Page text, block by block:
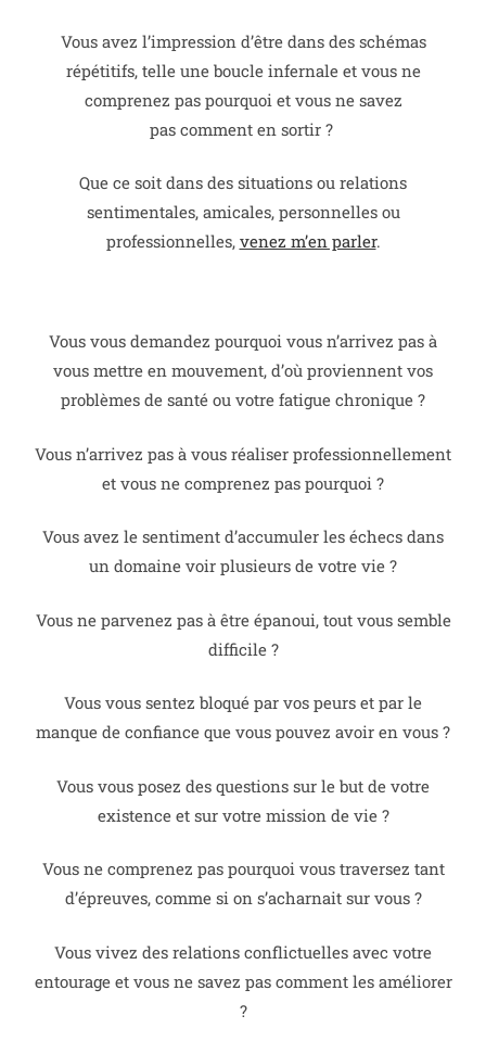
Vous avez l’impression d’être dans des schémas
répétitifs, telle une boucle infernale et vous ne
comprenez pas pourquoi et vous ne savez
pas comment en sortir ?
Que ce soit dans des situations ou relations
sentimentales, amicales, personnelles ou
professionnelles, venez m’en parler.
Vous vous demandez pourquoi vous n’arrivez pas à
vous mettre en mouvement, d’où proviennent vos
problèmes de santé ou votre fatigue chronique ?
Vous n’arrivez pas à vous réaliser professionnellement
et vous ne comprenez pas pourquoi ?
Vous avez le sentiment d’accumuler les échecs dans
un domaine voir plusieurs de votre vie ?
Vous ne parvenez pas à être épanoui, tout vous semble
difficile ?
Vous vous sentez bloqué par vos peurs et par le
manque de confiance que vous pouvez avoir en vous ?
Vous vous posez des questions sur le but de votre
existence et sur votre mission de vie ?
Vous ne comprenez pas pourquoi vous traversez tant
d’épreuves, comme si on s’acharnait sur vous ?
Vous vivez des relations conflictuelles avec votre
entourage et vous ne savez pas comment les améliorer
?